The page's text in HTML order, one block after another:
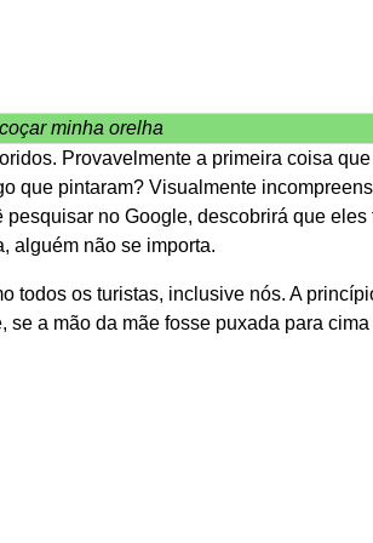
minha orelha
Provavelmente a primeira coisa
que pintaram? Visualmente
no Google, descobrirá que eles
alguém não se importa.
todos os turistas, inclusive nós. A
a mão da mãe fosse puxada para cima